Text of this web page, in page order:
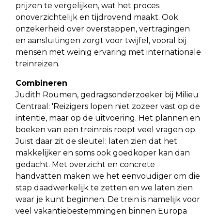
prijzen te vergelijken, wat het proces
onoverzichtelijk en tijdrovend maakt. Ook
onzekerheid over overstappen, vertragingen
en aansluitingen zorgt voor twijfel, vooral bij
mensen met weinig ervaring met internationale
treinreizen.
Combineren
Judith Roumen, gedragsonderzoeker bij Milieu
Centraal: 'Reizigers lopen niet zozeer vast op de
intentie, maar op de uitvoering. Het plannen en
boeken van een treinreis roept veel vragen op.
Juist daar zit de sleutel: laten zien dat het
makkelijker en soms ook goedkoper kan dan
gedacht. Met overzicht en concrete
handvatten maken we het eenvoudiger om die
stap daadwerkelijk te zetten en we laten zien
waar je kunt beginnen. De trein is namelijk voor
veel vakantiebestemmingen binnen Europa